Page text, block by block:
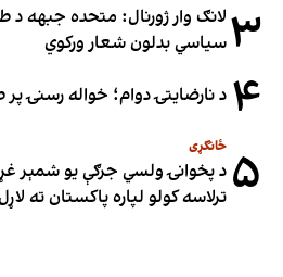
۳ لانګ وار ژورنال: متحده جبهه د
سیاسي بدلون شعار ورکوي
۴ د نارضایتۍ دوام؛ خواله رسنۍ پر
۵ ځانګړی
د پخوانۍ ولسي جرګې یو شمېر
ترلاسه کولو لپاره پاکستان ته